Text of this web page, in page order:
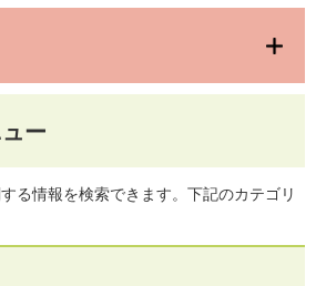
ー
る情報を検索できます。下記のカテゴリ